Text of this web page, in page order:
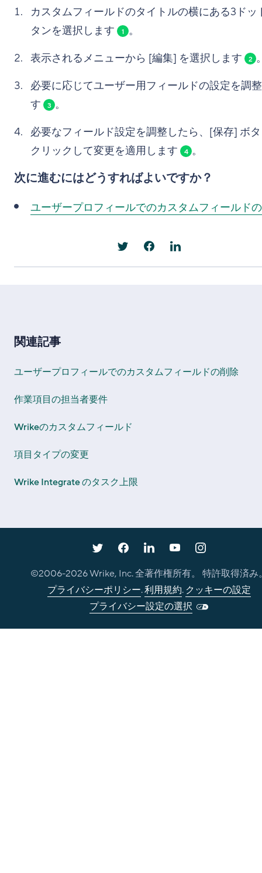
カスタムフィールドのタイトルの横にある3ドッ
タンを選択します
1 。
表示されるメニューから [編集] を選択します
2
必要に応じてユーザー用フィールドの設定を調
す
3 。
必要なフィールド設定を調整したら、[保存] ボ
クリックして変更を適用します
4 。
次に進むにはどうすればよいですか？
ユーザープロフィールでのカスタムフィールド
関連記事
ユーザープロフィールでのカスタムフィールドの削除
作業項目の担当者要件
Wrikeのカスタムフィールド
項目タイプの変更
Wrike Integrate のタスク上限
©2006-2026Wrike, Inc. 全著作権所有。 特許取得済み
プライバシーポリシー.利用規約. クッキーの設定
プライバシー設定の選択